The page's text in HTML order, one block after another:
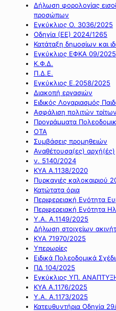
Δήλωση φορολογίας
προσώπων
Εγκύκλιος Ο. 3036/2025
Οδηγία (ΕΕ) 2024/1265
Κατάταξη δημοσίων και
Εγκύκλιος ΕΦΚΑ 09/2025
Κ.Φ.Δ.
Π.Δ.Ε.
Εγκύκλιος Ε.2058/2025
Διακοπή εργασιών
Ειδικός Λογαριασμός
Ασφάλιση πολιτών
Προγράμματα
ΟΤΑ
Συμβάσεις προμηθειών
Αναθέτουσα(ες) αρχή(ές)
ν. 5140/2024
ΚΥΑ Α.1138/2020
Πυρκαγιές καλοκαιριού
Κατώτατα όρια
Περιφερειακή Ενότητα
Περιφερειακή Ενότητα
Υ.Α. Α.1149/2025
Δήλωση στοιχείων
ΚΥΑ 71970/2025
Υπερωρίες
Ειδικά Πολεοδομικά
ΠΔ 104/2025
Εγκύκλιος ΥΠ.
ΚΥΑ Α.1176/2025
Υ.Α. Α.1173/2025
Κατευθυντήρια Οδηγία